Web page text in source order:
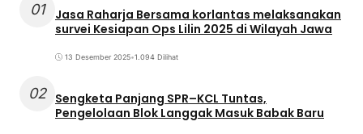
01
Jasa Raharja Bersama korlantas melaksanakan
survei Kesiapan Ops Lilin 2025 di Wilayah Jawa
13 Desember 2025•1.094 Dilihat
02 Sengketa Panjang SPR–KCL Tuntas,
Pengelolaan Blok Langgak Masuk Babak Baru